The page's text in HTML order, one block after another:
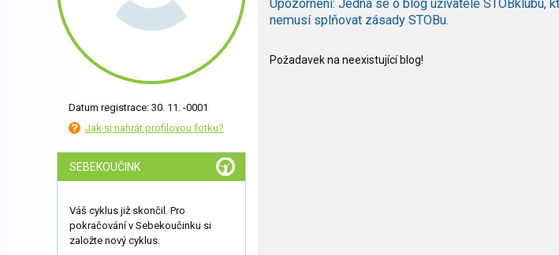
Datum registrace: 30. 11. -0001
Jak si nahrát profilovou fotku?
SEBEKOUČINK
Váš cyklus již skončil. Pro
pokračování v Sebekoučinku si
založte nový cyklus.
Upozornění: Jedná se o blog uživatele STOBklubu,
nemusí splňovat zásady STOBu.
Požadavek na neexistující blog!